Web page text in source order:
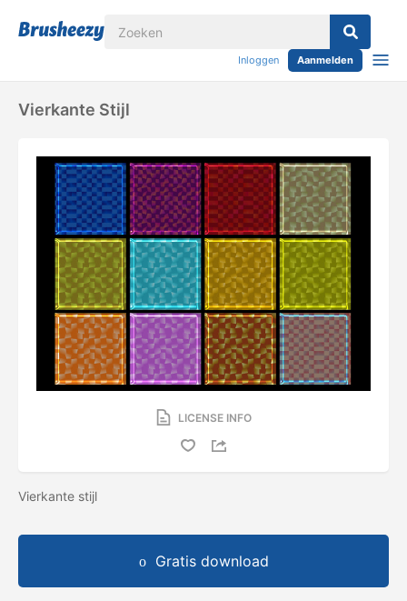
Inloggen Aanmelden
Vierkante Stijl
LICENSE INFO
Vierkante stijl
Gratis download